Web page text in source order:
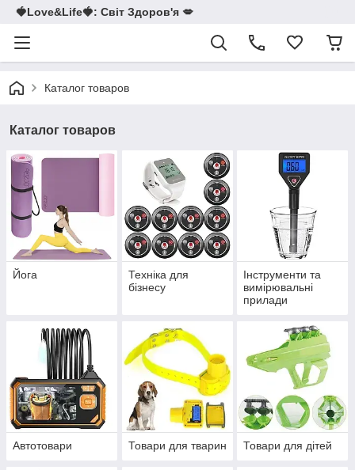
🍓Love&Life🍓: Світ Здоров'я 💋
Каталог товаров
Каталог товаров
Йога
Техніка для
бізнесу
Інструменти та
вимірювальні
прилади
Автотовари Товари для тварин Товари для дітей